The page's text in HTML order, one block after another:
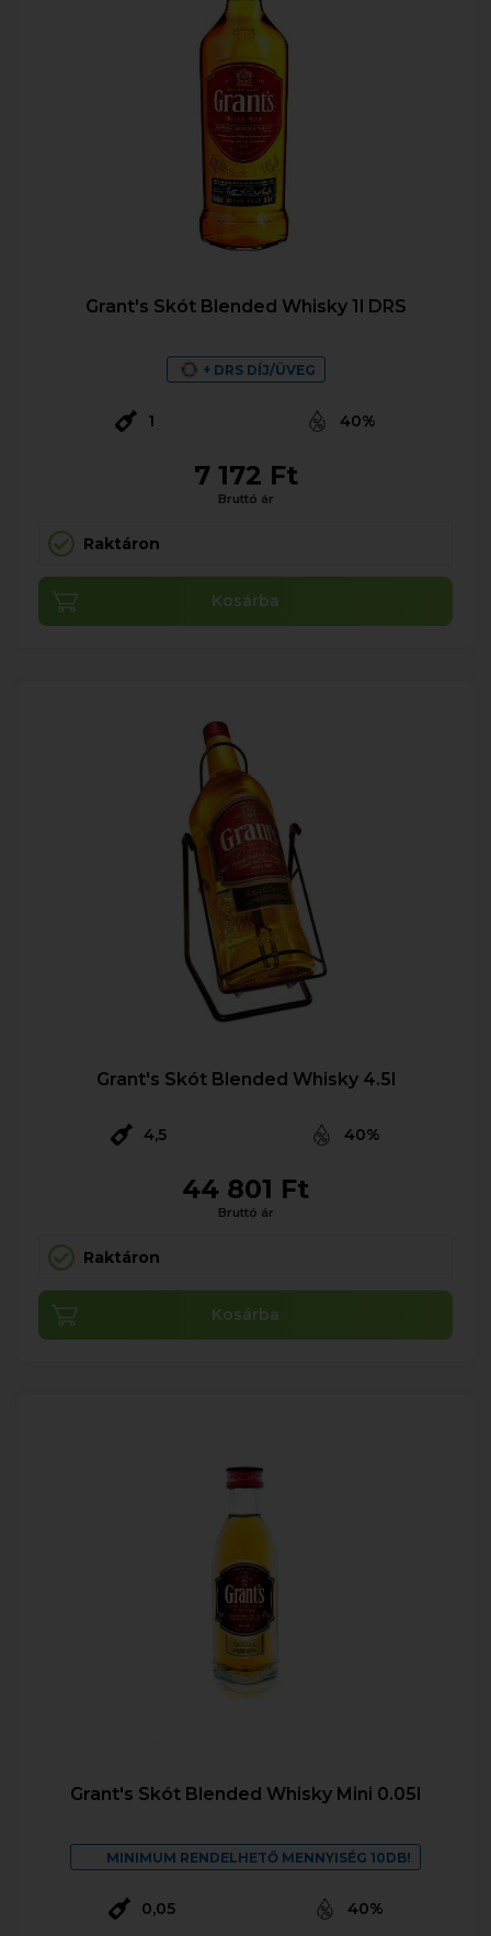
Grant's Skót Blended Whisky 1l DRS
+ DRS DÍJ/ÜVEG
1 40%
7 172 Ft
Bruttó ár
Raktáron
Kosárba
Grant's Skót Blended Whisky 4.5l
4,5 40%
44 801 Ft
Bruttó ár
Raktáron
Kosárba
Grant's Skót Blended Whisky Mini 0.05l
MINIMUM RENDELHETŐ MENNYISÉG 10DB!
0,05 40%